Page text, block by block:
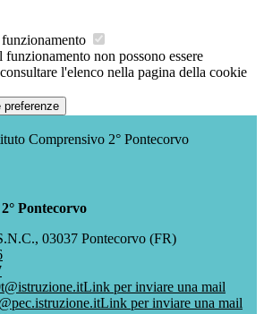
non possono essere
l'elenco nella pagina della cookie
preferenze
Comprensivo 2° Pontecorvo
Pontecorvo
03037 Pontecorvo (FR)
Link per inviare una mail
Link per inviare una mail